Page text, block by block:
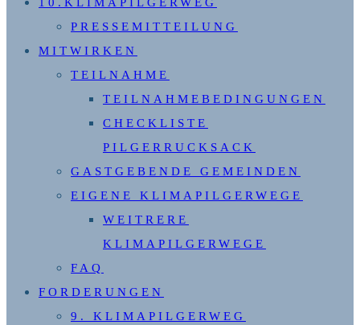
PRESSEMITTEILUNG
MITWIRKEN
TEILNAHME
TEILNAHMEBEDINGUNGEN
CHECKLISTE
PILGERRUCKSACK
GASTGEBENDE GEMEINDEN
EIGENE KLIMAPILGERWEGE
WEITRERE
KLIMAPILGERWEGE
FAQ
FORDERUNGEN
9. KLIMAPILGERWEG